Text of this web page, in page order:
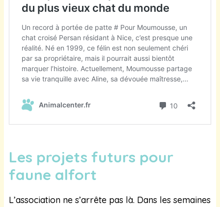
Les projets futurs pour
faune alfort
L’association ne s’arrête pas là. Dans les semaines